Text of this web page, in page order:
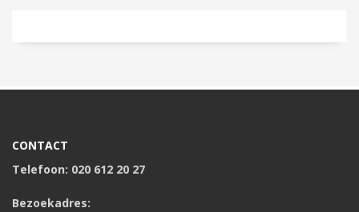
CONTACT
Telefoon: 020 612 20 27
Bezoekadres: